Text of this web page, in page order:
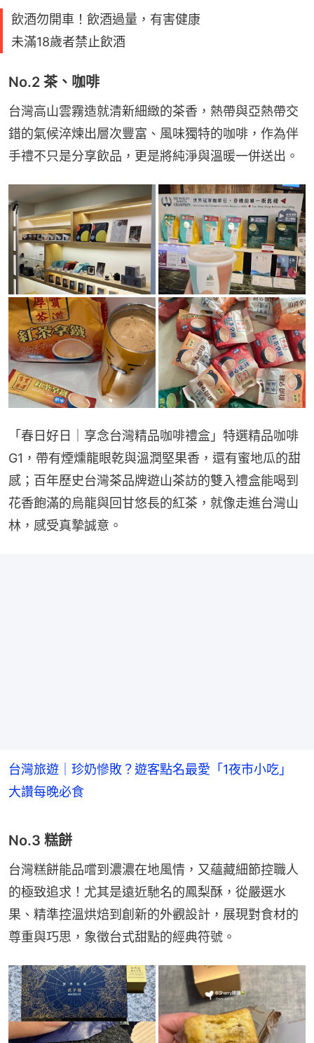
飲酒勿開車！飲酒過量，有害健康
未滿18歲者禁止飲酒
No.2 茶、咖啡
台灣高山雲霧造就清新細緻的茶香，熱帶與亞熱帶交
錯的氣候淬煉出層次豐富、風味獨特的咖啡，作為伴
手禮不只是分享飲品，更是將純淨與溫暖一併送出。
「春日好日｜享念台灣精品咖啡禮盒」特選精品咖啡
G1，帶有煙燻龍眼乾與溫潤堅果香，還有蜜地瓜的甜
感；百年歷史台灣茶品牌遊山茶訪的雙入禮盒能喝到
花香飽滿的烏龍與回甘悠長的紅茶，就像走進台灣山
林，感受真摯誠意。
台灣旅遊｜珍奶慘敗？遊客點名最愛「1夜市小吃」
大讚每晚必食
No.3 糕餅
台灣糕餅能品嚐到濃濃在地風情，又蘊藏細節控職人
的極致追求！尤其是遠近馳名的鳳梨酥，從嚴選水
果、精準控溫烘焙到創新的外觀設計，展現對食材的
尊重與巧思，象徵台式甜點的經典符號。